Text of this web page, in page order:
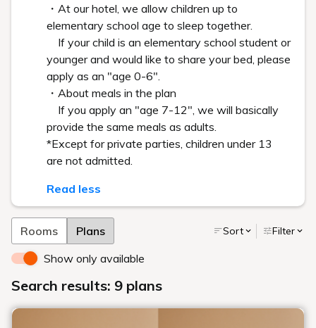
白井屋ホテル
371-0023 群馬県前橋市本町2-2-15
027-231-4618（7:00-22:00）
PR・メディアpr@shiroiya.com
宿泊予約